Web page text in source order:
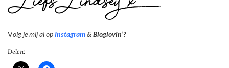
Volg je mij al opInstagram& Bloglovin’?
Delen: